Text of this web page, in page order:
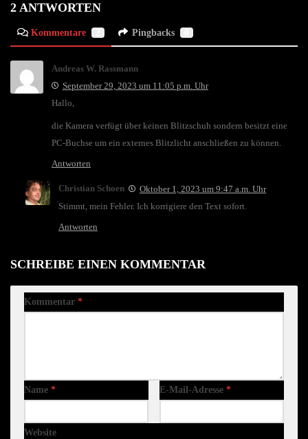
2 ANTWORTEN
Kommentare Pingbacks
Andreas W. Rassmann
September 29, 2023 um 11:05 p.m. Uhr
Hallo,
die Kamera verfügt über keinen Blitzschuh sondern besitzt eine
PC-Buchse um ein externes Blitzlicht anschließen zu können.
Antworten
Christian Schoen
Oktober 1, 2023 um 9:47 a.m. Uhr
Stimmt, mein Fehler. Ich korrigiere den Text sofort.
Antworten
SCHREIBE EINEN KOMMENTAR
Kommentar *
Name * E-Mail-Adresse *
Website